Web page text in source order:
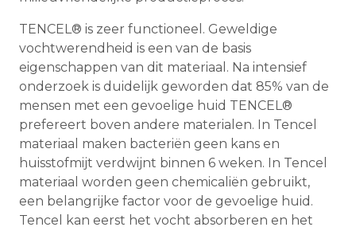
TENCEL® is zeer functioneel. Geweldige
vochtwerendheid is een van de basis
eigenschappen van dit materiaal. Na intensief
onderzoek is duidelijk geworden dat 85% van de
mensen met een gevoelige huid TENCEL®
prefereert boven andere materialen. In Tencel
materiaal maken bacteriën geen kans en
huisstofmijt verdwijnt binnen 6 weken. In Tencel
materiaal worden geen chemicaliën gebruikt,
een belangrijke factor voor de gevoelige huid.
Tencel kan eerst het vocht absorberen en het